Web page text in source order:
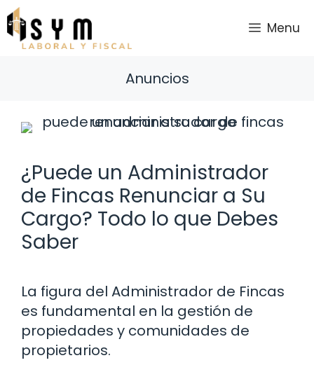
Saltar
al
contenido
Menu
Anuncios
¿Puede un Administrador
de Fincas Renunciar a Su
Cargo? Todo lo que Debes
Saber
La figura del Administrador de Fincas
es fundamental en la gestión de
propiedades y comunidades de
propietarios.